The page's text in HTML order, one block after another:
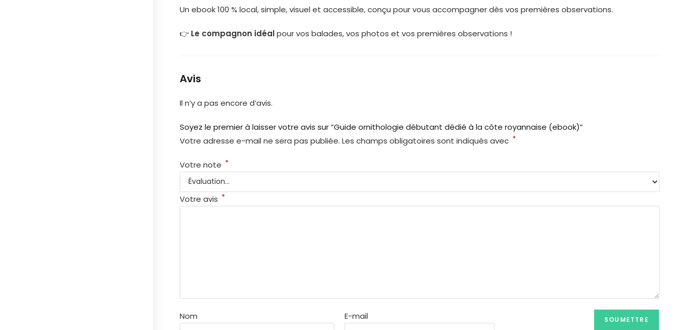
Un ebook 100 % local, simple, visuel et accessible, conçu pour vous accompagner dès vos premières observations.
👉 Le compagnon idéalpour vos balades, vos photos et vos premières observations !
Avis
Il n’y a pas encore d’avis.
Soyez le premier à laisser votre avis sur “Guide ornithologie débutant dédié à la côte royannaise (ebook)”
Votre adresse e-mail ne sera pas publiée. Les champs obligatoires sont indiqués avec *
Votre note *
Votre avis *
Nom E-mail